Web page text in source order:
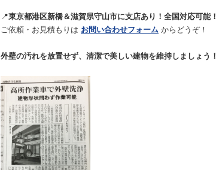
📍東京都港区新橋＆滋賀県守山市に支店あり！全国対応可能！
ご依頼・お見積もりは お問い合わせフォーム からどうぞ！
外壁の汚れを放置せず、清潔で美しい建物を維持しましょう！